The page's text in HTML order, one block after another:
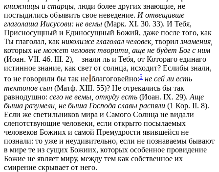
книжницы и старцы, люди более других знающие, не
постыдились объявить свое неведение. И отвещавше
глаголаша Иисусови: не вемы (Марк. XI. 30. 33). И Тебя,
Присносущный и Единосущный Божий, даже после того, как
Ты глаголал, как николиже глаголал человек, творилзнамения,
которых не может человек творити, аще не будет Бог с ним
(Иоан. VII. 46. III. 2), – знали ль и Тебя, от Котораго единаго
истинное знание, как свет от солнца, исходит? Еслибы знали,
то не говорили бы так не благоговейно:5 не сей ли есть
тектонов сын (Матф. XIII. 55)? Не отрекались бы так
равнодушно: сего не вемы, откуду есть (Иоан. IX. 29). Аще
быша разумели, не быша Господа славы распяли (1 Кор. II. 8).
Если же светильников мира и Самого Солнца не видали
слепотствующие человеки, если открыто посылаемых
человеков Божиих и самой Премудрости явившейся не
познали: то уже и неудивительно, если не познаваемы бывают
в мире те из сущих Божиих, которых особенное провидение
Божие не являет миру, между тем как собственное их
смирение скрывает от него.